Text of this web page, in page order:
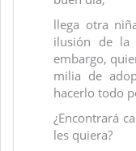
llega otra
ilusión de la
embargo,
milia de
hacerlo todo
¿Encontrará
les quiera?